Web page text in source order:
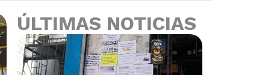
ÚLTIMAS NOTICIAS